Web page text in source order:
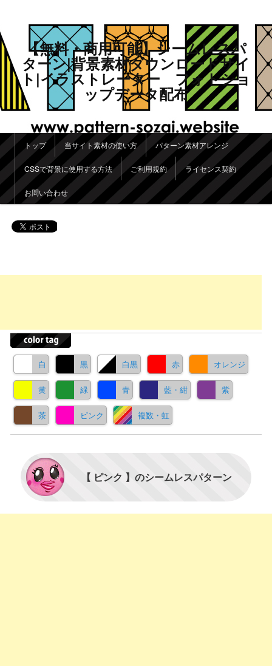
【無料・商用可能】シームレスパ
ターン|背景素材ダウンロードサイ
ト|イラストレーター フォトショ
ップデータ配布
メインメニュー
メインコンテンツへ移動
サブコンテンツへ移動
トップ 当サイト素材の使い方 パターン素材アレンジ
CSSで背景に使用する方法 ご利用規約 ライセンス契約
お問い合わせ
白 黒 白黒 赤 オレンジ
黄 緑 青 藍・紺 紫
茶 ピンク 複数・虹
【 ピンク 】のシームレスパターン